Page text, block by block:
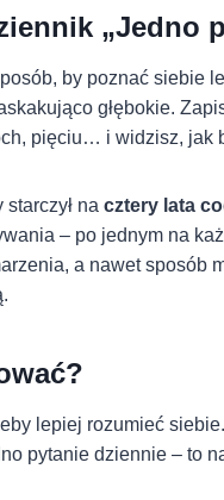
„Jedno
by poznać siebie
głębokie.
pięciu… i widzisz, jak
na cztery lata
– po jednym na
a nawet sposób
lepiej rozumieć
pytanie dziennie – to